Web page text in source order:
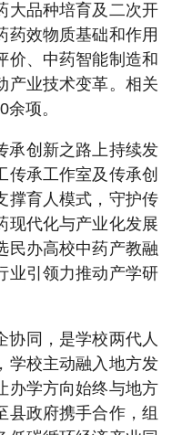
大品种培育及二次开
药效物质基础和作用
价、中药智能制造和
产业技术变革。相关
项。
承创新之路上持续发
传承工作室及传承创
撑育人模式，守护传
现代化与产业化发展
民办高校中药产教融
业引领力推动产学研
协同，是学校两代人
学校主动融入地方发
办学方向始终与地方
县政府携手合作，组